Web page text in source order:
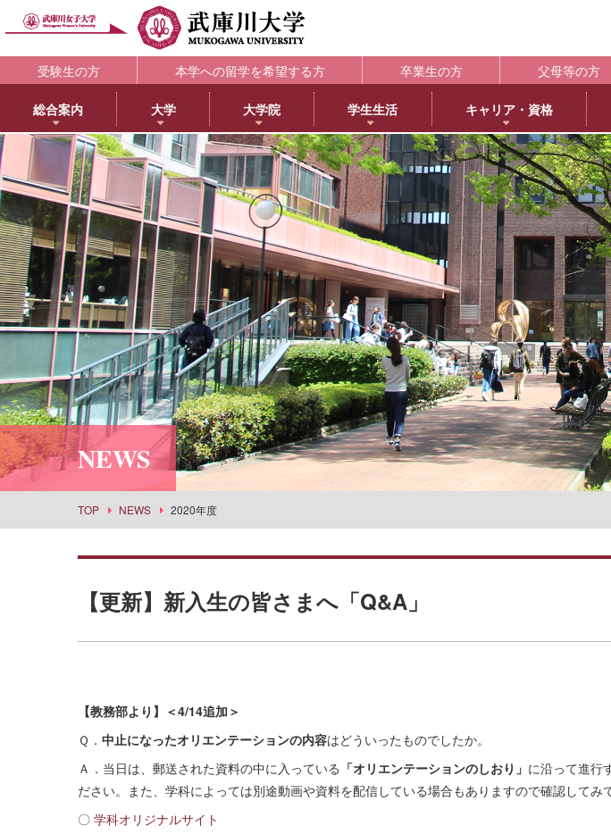
受験生の方 本学への留学を希望する方 卒業生の方 父母等の方
総合案内
理念・歴史
教育理念
学院長メッセージ
学長メッセージ
3つのポリシーとアセスメントポリシー
学びの特徴
武庫川女子大学のあゆみ
キャンパス
交通アクセス
キャンパス紹介
内部質保証体制
大学評価
認証評価
自己点検・評価
大学
大学
日本語日本文学科
歴史文化学科
英語グローバル学科
教育学科
心理学科
社会福祉学科
健康・スポーツ科学科
スポーツマネジメント学科
生活環境学科
社会情報学科
食物栄養学科
建築学科
景観建築学科
演奏学科
応用音楽学科
薬学科
健康生命薬科学科
大学院
大学院・専攻科
大学院NEWS・EVENTS
日本語日本文学専攻
教育学専攻
臨床心理学専攻
健康・スポーツ科学専攻
生活環境学専攻
食創造科学専攻
建築学専攻
薬学専攻
薬科学専攻
音楽専攻科
学生生活
学生支援部署
教務部
学生部
国際センター
学校教育センター
キャリアセンター
総合情報システム部（ICTヘルプデスク）
健康サポートセンター
学生相談センター
学生サポート室（障がい学生支援）
スポーツセンター
丹嶺学苑研修センター
男女共同参画推進課
事業部
武庫女エンタープライズ
学生支援の概要
褒賞制度
修学支援新制度
奨学金制度
学寮
下宿・ワンルームマンション
オフィスアワー
アルバイト
キャリア・資格
キャリア支援
キャリアセンター
薬学部学生の就職支援
内定先輩アドバイザーの声
資格取得
取得可能な資格
エクステンション講座
教員採用試験対策
研究所
教育総合研究所
健康科学総合研究所
女性活躍総合研究所
教育・研究サポート
研究ポータル
動物実験委員会
女性研究リーダー育成推進センター
武庫川女子大学 サイエンス・コモンズ
センター
スポーツセンター
アメリカ分校で学ぶ
アメリカ分校（English）
留学プログラム
日本文化センター
アメリカ分校キャンパスマップ
CEA認定状について
BLOG
教育学科アメリカ分校
薬学部アメリカ分校留
附属図書館
利用案内
蔵書検索
マイライブラリ
データベース一覧
武庫川女子大学リポジトリ
LibrariE
学習・研究支援
附属総合ミュージアム
利用案内
所蔵品検索
施
中央
浜甲
上甲
西宮
武庫
北摂
アメ
NEWS
TOP NEWS 2020年度
【更新】新入生の皆さまへ「Q&A」
【教務部より】＜4/14追加＞
Ｑ． 中止になったオリエンテーションの内容はどういったものでしたか。
Ａ．当日は、郵送された資料の中に入っている 「オリエンテーションのしおり」 に沿って進行
ださい。また、学科によっては別途動画や資料を配信している場合もありますので確認してみ
〇 学科オリジナルサイト